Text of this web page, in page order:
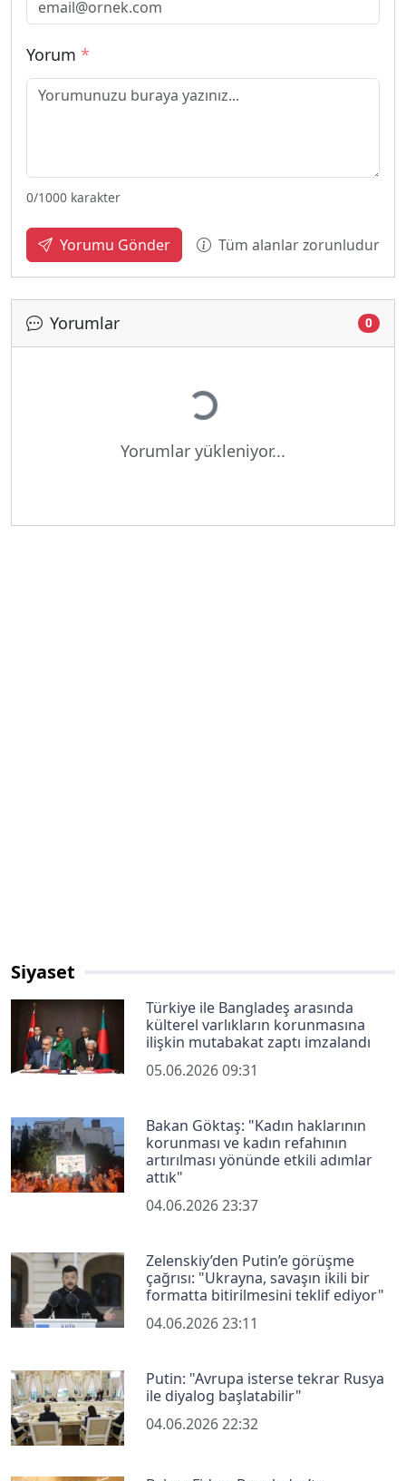
Yorum *
0/1000 karakter
Yorumu Gönder Tüm alanlar zorunludur
Yorumlar 0
Yükleniyor...
Yorumlar yükleniyor...
Siyaset
Türkiye ile Bangladeş arasında
külterel varlıkların korunmasına
ilişkin mutabakat zaptı imzalandı
05.06.2026 09:31
Bakan Göktaş: "Kadın haklarının
korunması ve kadın refahının
artırılması yönünde etkili adımlar
attık"
04.06.2026 23:37
Zelenskiy’den Putin’e görüşme
çağrısı: "Ukrayna, savaşın ikili bir
formatta bitirilmesini teklif ediyor"
04.06.2026 23:11
Putin: "Avrupa isterse tekrar Rusya
ile diyalog başlatabilir"
04.06.2026 22:32